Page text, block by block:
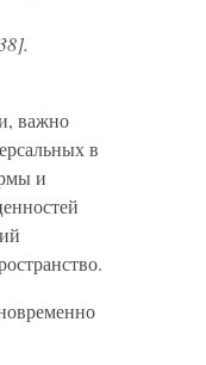
важно
в
и